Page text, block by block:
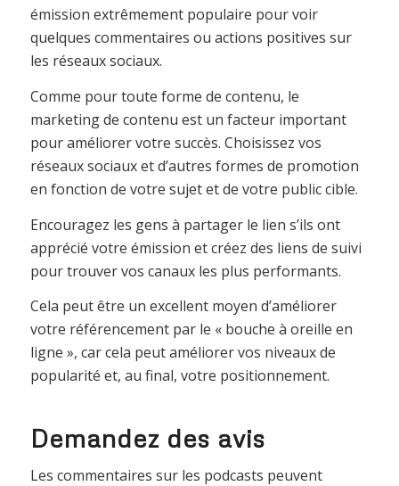
émission extrêmement populaire pour voir
quelques commentaires ou actions positives sur
les réseaux sociaux.
Comme pour toute forme de contenu, le
marketing de contenu est un facteur important
pour améliorer votre succès. Choisissez vos
réseaux sociaux et d’autres formes de promotion
en fonction de votre sujet et de votre public cible.
Encouragez les gens à partager le lien s’ils ont
apprécié votre émission et créez des liens de suivi
pour trouver vos canaux les plus performants.
Cela peut être un excellent moyen d’améliorer
votre référencement par le « bouche à oreille en
ligne », car cela peut améliorer vos niveaux de
popularité et, au final, votre positionnement.
Demandez des avis
Les commentaires sur les podcasts peuvent